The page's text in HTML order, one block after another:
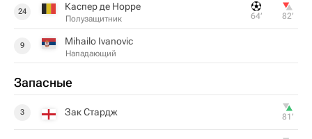
24 Каспер де Норре
Полузащитник 64‎’‎ 82‎’‎
9 Mihailo Ivanovic
Нападающий
Запасные
3 Зак Стардж 81‎’‎